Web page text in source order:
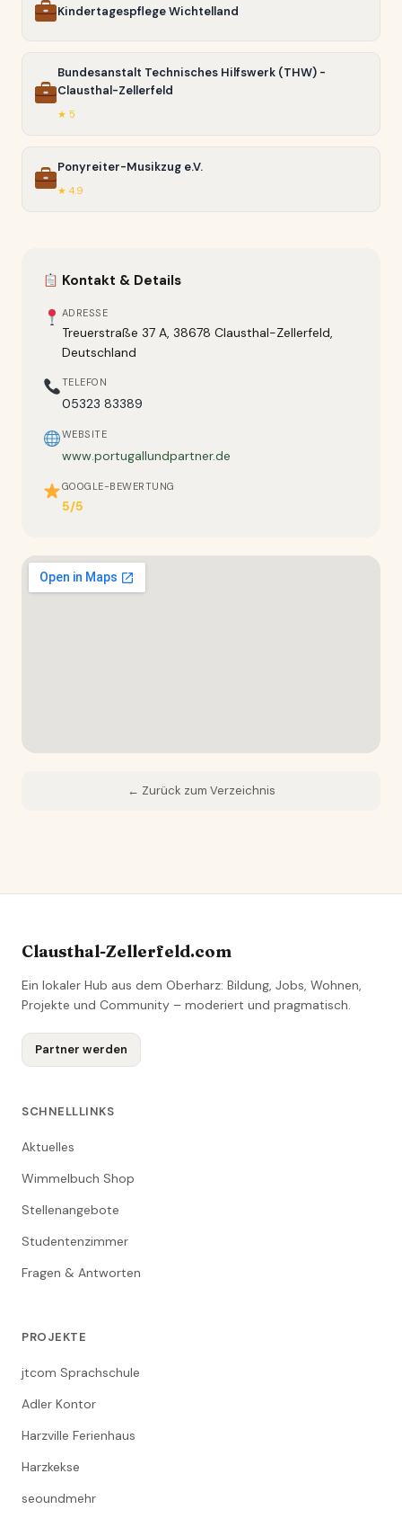
Kindertagespflege Wichtelland
Bundesanstalt Technisches Hilfswerk (THW) -
Clausthal-Zellerfeld
★ 5
Ponyreiter-Musikzug e.V.
★ 4.9
Kontakt & Details
ADRESSE
Treuerstraße 37 A, 38678 Clausthal-Zellerfeld,
Deutschland
TELEFON
05323 83389
WEBSITE
www.portugallundpartner.de
GOOGLE-BEWERTUNG
5/5
← Zurück zum Verzeichnis
Clausthal-Zellerfeld.com
Ein lokaler Hub aus dem Oberharz: Bildung, Jobs, Wohnen,
Projekte und Community – moderiert und pragmatisch.
Partner werden
SCHNELLLINKS
Aktuelles
Wimmelbuch Shop
Stellenangebote
Studentenzimmer
Fragen & Antworten
PROJEKTE
jtcom Sprachschule
Adler Kontor
Harzville Ferienhaus
Harzkekse
seoundmehr